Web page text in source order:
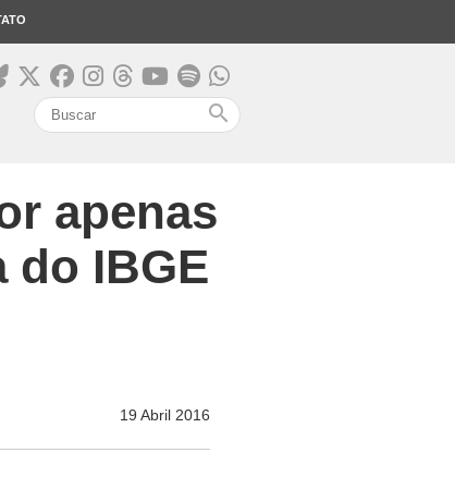
search
apenas
do IBGE
19 Abril 2016